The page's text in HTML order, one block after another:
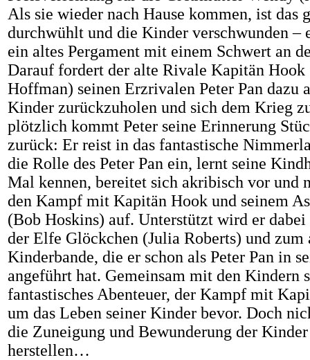
Als sie wieder nach Hause kommen, ist das
durchwühlt und die Kinder verschwunden –
ein altes Pergament mit einem Schwert an
Darauf fordert der alte Rivale Kapitän Hook
Hoffman) seinen Erzrivalen Peter Pan dazu
Kinder zurückzuholen und sich dem Krieg
plötzlich kommt Peter seine Erinnerung
zurück: Er reist in das fantastische
die Rolle des Peter Pan ein, lernt seine
Mal kennen, bereitet sich akribisch vor und
den Kampf mit Kapitän Hook und seinem
(Bob Hoskins) auf. Unterstützt wird er
der Elfe Glöckchen (Julia Roberts) und zum
Kinderbande, die er schon als Peter Pan in
angeführt hat. Gemeinsam mit den Kindern
fantastisches Abenteuer, der Kampf mit
um das Leben seiner Kinder bevor. Doch
die Zuneigung und Bewunderung der
herstellen…